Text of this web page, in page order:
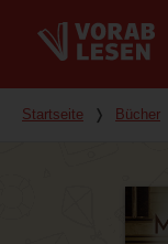
Du bist hier
Startseite ❭ Bücher